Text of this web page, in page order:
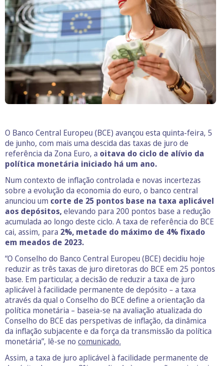
O Banco Central Europeu (BCE) avançou esta quinta-feira, 5
de junho, com mais uma descida das taxas de juro de
referência da Zona Euro, a oitava do ciclo de alívio da
política monetária iniciado há um ano.
Num contexto de inflação controlada e novas incertezas
sobre a evolução da economia do euro, o banco central
anunciou um corte de 25 pontos base na taxa aplicável
aos depósitos,elevando para 200 pontos base a redução
acumulada ao longo deste ciclo. A taxa de referência do BCE
cai, assim, para 2%, metade do máximo de 4% fixado
em meados de 2023.
“O Conselho do Banco Central Europeu (BCE) decidiu hoje
reduzir as três taxas de juro diretoras do BCE em 25 pontos
base. Em particular, a decisão de reduzir a taxa de juro
aplicável à facilidade permanente de depósito – a taxa
através da qual o Conselho do BCE define a orientação da
política monetária – baseia-se na avaliação atualizada do
Conselho do BCE das perspetivas de inflação, da dinâmica
da inflação subjacente e da força da transmissão da política
monetária”, lê-se no comunicado.
Assim, a taxa de juro aplicável à facilidade permanente de